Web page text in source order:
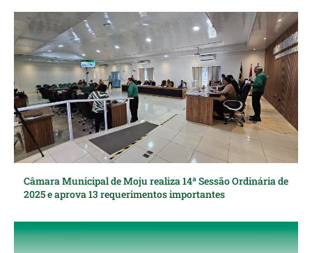
Câmara Municipal de Moju realiza 14ª Sessão Ordinária de
2025 e aprova 13 requerimentos importantes